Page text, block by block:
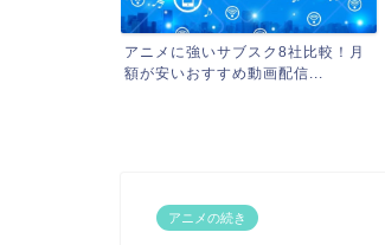
アニメに強いサブスク8社比較！月
額が安いおすすめ動画配信...
アニメの続き